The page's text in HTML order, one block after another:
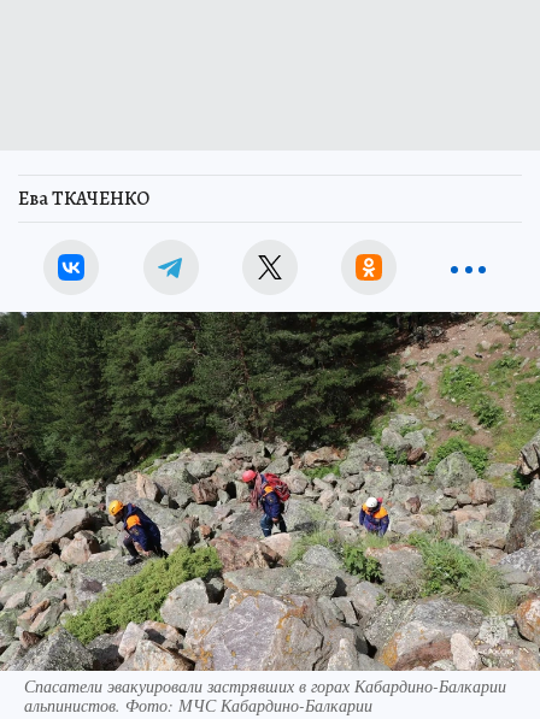
Ева ТКАЧЕНКО
Спасатели эвакуировали застрявших в горах Кабардино-Балкарии
альпинистов. Фото: МЧС Кабардино-Балкарии